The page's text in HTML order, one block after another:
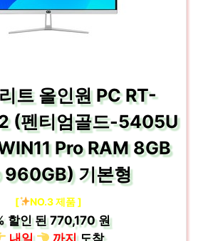
트 올인원 PC RT-
(펜티엄골드-5405U
Pro RAM 8GB
960GB) 기본형
[ NO.3 제품 ]
할인 된770,170 원
내일
까지도착